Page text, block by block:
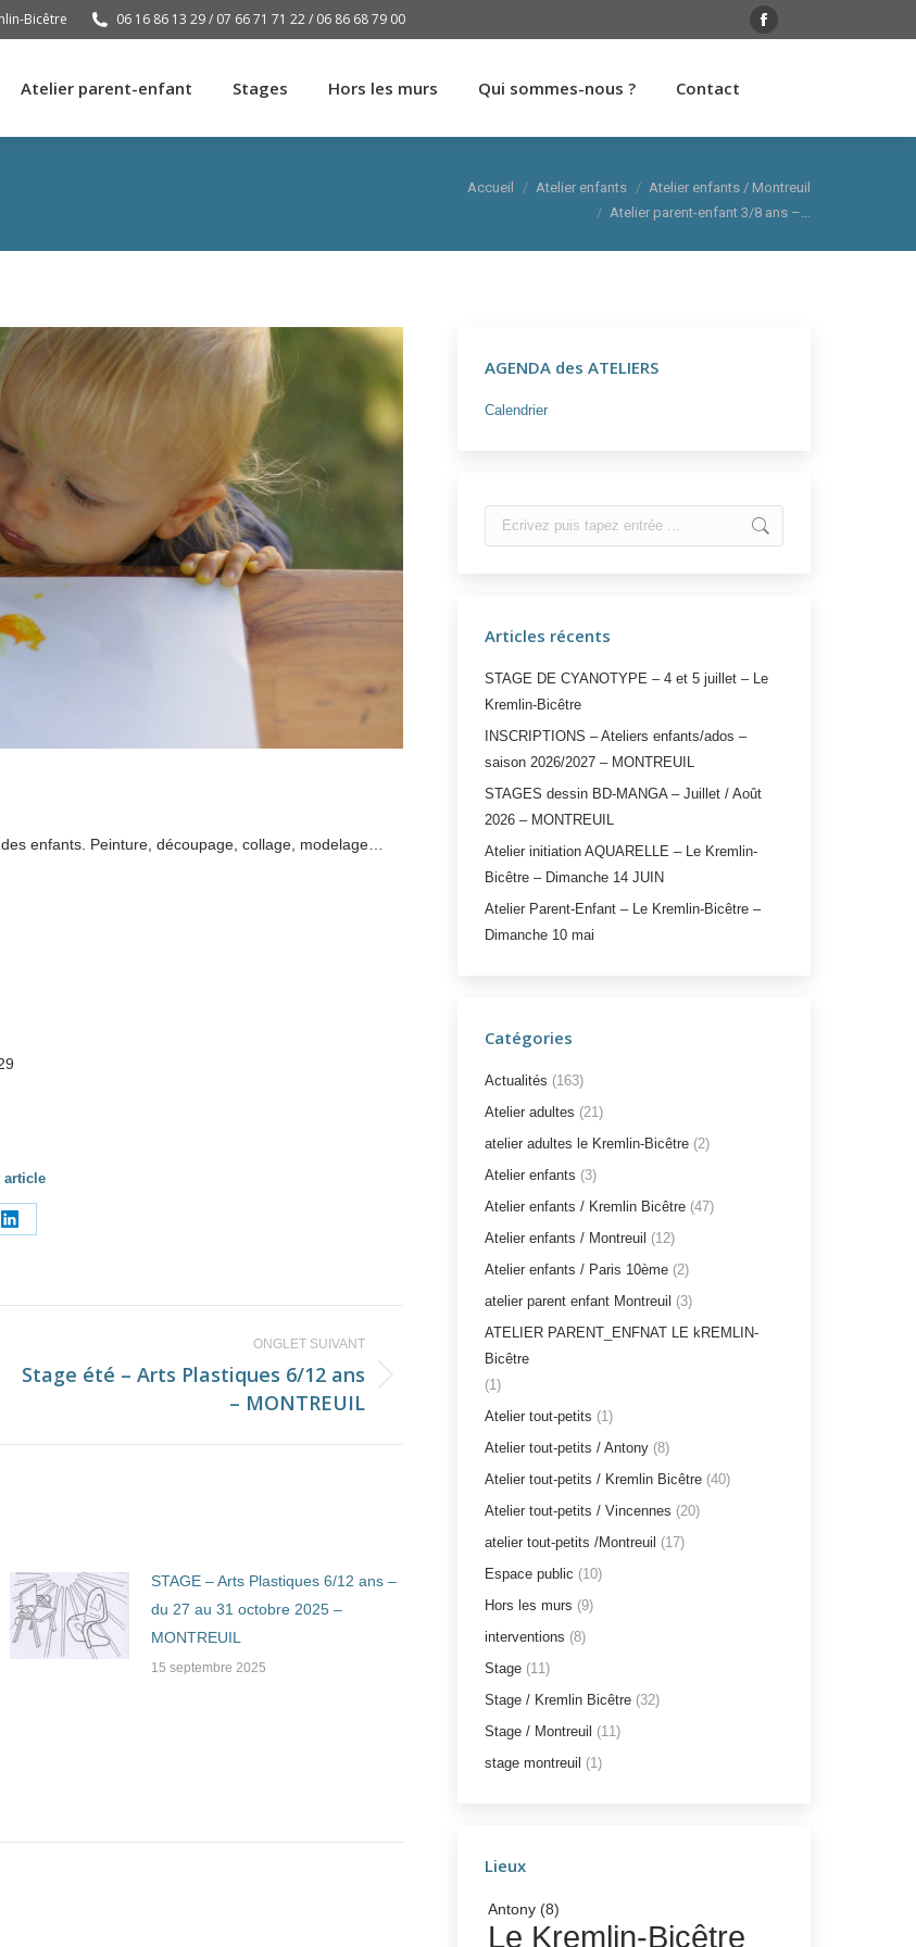
Bicêtre 06 16 86 13 29 / 07 66 71 71 22 / 06 86 68 79 00
Facebook
Atelier parent-enfant Stages Hors les murs Qui sommes-nous ? Contact
Accueil Atelier enfants
Atelier enfants / Montreuil
Atelier parent-enfant 3/8 ans –…
enfants. Peinture, découpage, collage, modelage…
article
Share
ONGLET SUIVANT
Onglet
Stage été – Arts Plastiques 6/12 ans
– MONTREUIL
STAGE – Arts Plastiques 6/12 ans –
du 27 au 31 octobre 2025 –
MONTREUIL
15 septembre 2025
AGENDA des ATELIERS
Calendrier
Search:
Articles récents
STAGE DE CYANOTYPE – 4 et 5 juillet – Le
Kremlin-Bicêtre
INSCRIPTIONS – Ateliers enfants/ados –
saison 2026/2027 – MONTREUIL
STAGES dessin BD-MANGA – Juillet / Août
2026 – MONTREUIL
Atelier initiation AQUARELLE – Le Kremlin-
Bicêtre – Dimanche 14 JUIN
Atelier Parent-Enfant – Le Kremlin-Bicêtre –
Dimanche 10 mai
Catégories
Actualités (163)
Atelier adultes (21)
atelier adultes le Kremlin-Bicêtre (2)
Atelier enfants (3)
Atelier enfants / Kremlin Bicêtre (47)
Atelier enfants / Montreuil (12)
Atelier enfants / Paris 10ème (2)
atelier parent enfant Montreuil (3)
ATELIER PARENT_ENFNAT LE kREMLIN-
Bicêtre
(1)
Atelier tout-petits (1)
Atelier tout-petits / Antony (8)
Atelier tout-petits / Kremlin Bicêtre (40)
Atelier tout-petits / Vincennes (20)
atelier tout-petits /Montreuil (17)
Espace public (10)
Hors les murs (9)
interventions (8)
Stage (11)
Stage / Kremlin Bicêtre (32)
Stage / Montreuil (11)
stage montreuil (1)
Lieux
Antony (8)
Le Kremlin-Bicêtre
Atelier parent-enfant